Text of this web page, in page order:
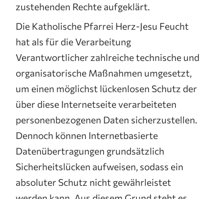
zustehenden Rechte aufgeklärt.
Die Katholische Pfarrei Herz-Jesu Feucht
hat als für die Verarbeitung
Verantwortlicher zahlreiche technische und
organisatorische Maßnahmen umgesetzt,
um einen möglichst lückenlosen Schutz der
über diese Internetseite verarbeiteten
personenbezogenen Daten sicherzustellen.
Dennoch können Internetbasierte
Datenübertragungen grundsätzlich
Sicherheitslücken aufweisen, sodass ein
absoluter Schutz nicht gewährleistet